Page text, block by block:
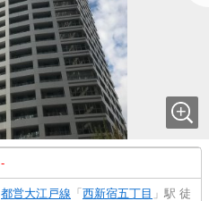
-
都営大江戸線 「 西新宿五丁目 」駅 徒